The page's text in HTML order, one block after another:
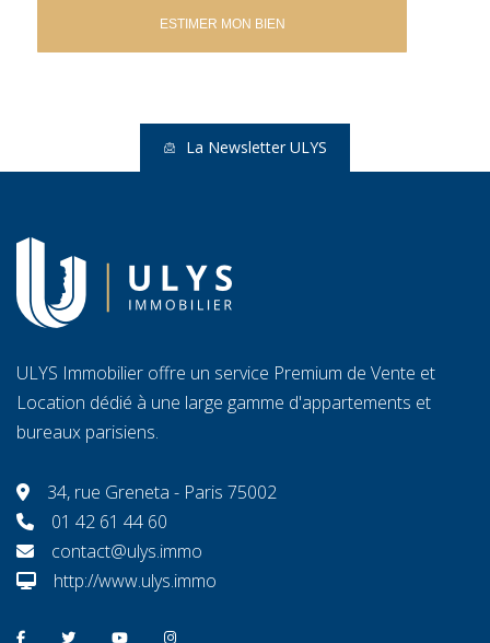
ESTIMER MON BIEN
La Newsletter ULYS
ULYS Immobilier offre un service Premium de Vente et
Location dédié à une large gamme d'appartements et
bureaux parisiens.
34, rue Greneta - Paris 75002
01 42 61 44 60
contact@ulys.immo
http://www.ulys.immo